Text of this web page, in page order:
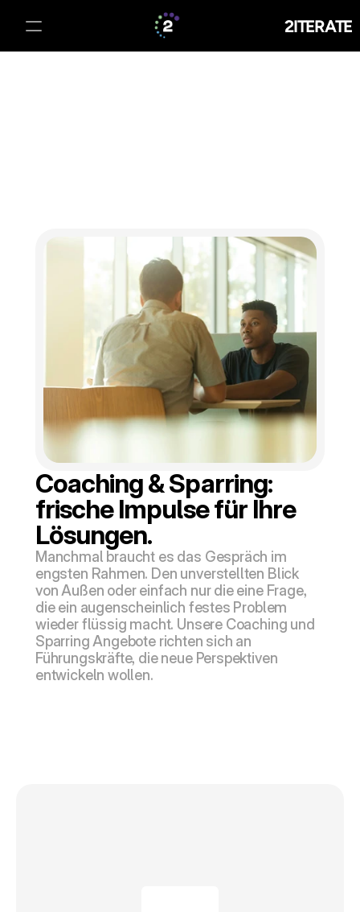
2ITERATE
Coaching & Sparring:
frische Impulse für Ihre
Lösungen.
Manchmal braucht es das Gespräch im
engsten Rahmen. Den unverstellten Blick
von Außen oder einfach nur die eine Frage,
die ein augenscheinlich festes Problem
wieder flüssig macht. Unsere Coaching und
Sparring Angebote richten sich an
Führungskräfte, die neue Perspektiven
entwickeln wollen.